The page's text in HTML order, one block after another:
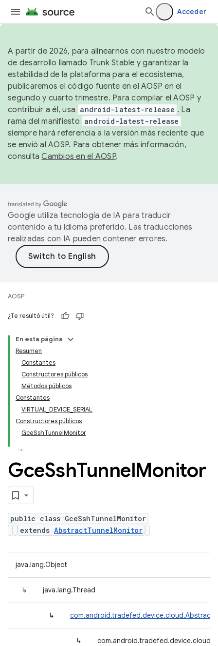
Acceder
A partir de 2026, para alinearnos con nuestro modelo
de desarrollo llamado Trunk Stable y garantizar la
estabilidad de la plataforma para el ecosistema,
publicaremos el código fuente en el AOSP en el
segundo y cuarto trimestre. Para compilar el AOSP y
contribuir a él, usa android-latest-release . La
rama del manifiesto android-latest-release
siempre hará referencia a la versión más reciente que
se envió al AOSP. Para obtener más información,
consultaCambios en el AOSP.
Google utiliza tecnología de IA para traducir
contenido a tu idioma preferido. Las traducciones
realizadas con IA pueden contener errores.
AOSP
¿Te resultó útil?
En esta página
Resumen
Constantes
Constructores públicos
Métodos públicos
Constantes
VIRTUAL_DEVICE_SERIAL
Constructores públicos
GceSshTunnelMonitor
GceSshTunnelMonitor
public class GceSshTunnelMonitor
extends AbstractTunnelMonitor
java.lang.Object
↳ java.lang.Thread
↳
↳